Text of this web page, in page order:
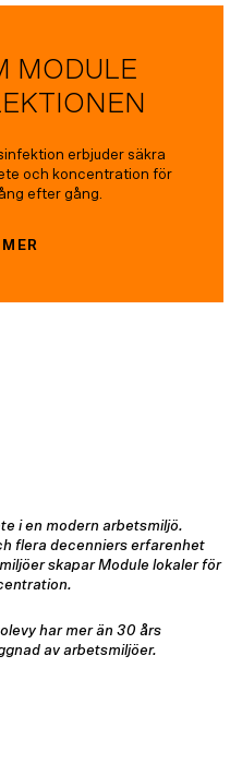
MODULE
erbjuder säkra
och koncentration för
efter gång.
i en modern arbetsmiljö.
flera decenniers erfarenhet
skapar Module lokaler för
har mer än 30 års
av arbetsmiljöer.